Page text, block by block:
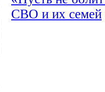
СВО и их семей